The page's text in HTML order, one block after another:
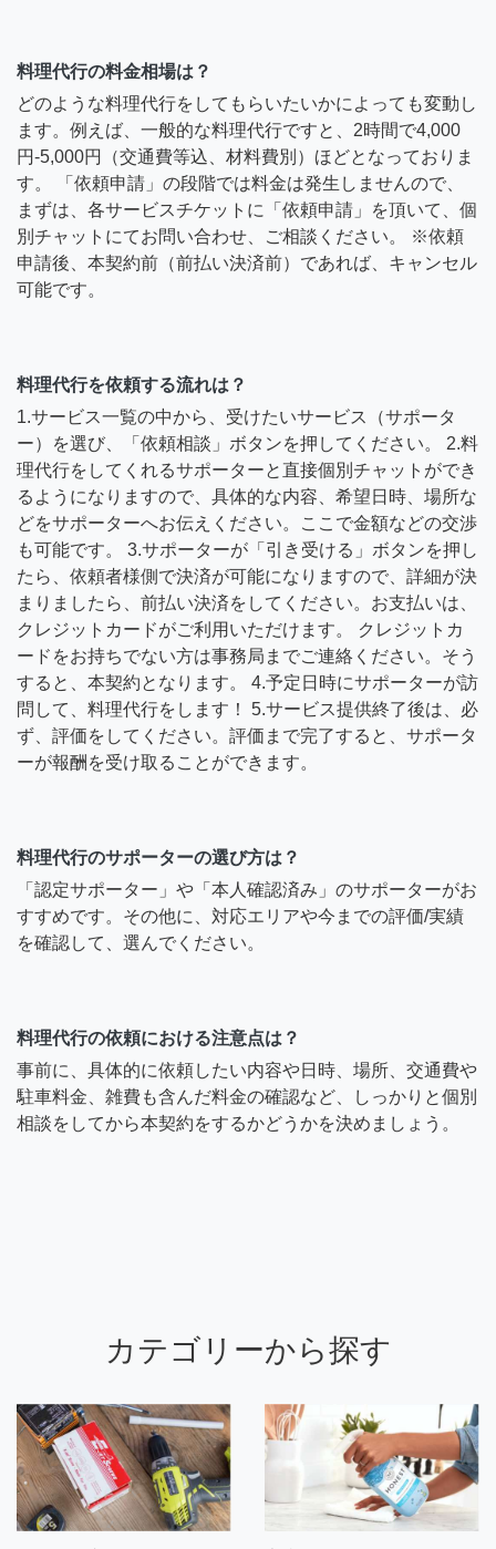
料理代行の料金相場は？
どのような料理代行をしてもらいたいかによっても変動し
ます。例えば、一般的な料理代行ですと、2時間で4,000
円-5,000円（交通費等込、材料費別）ほどとなっておりま
す。 「依頼申請」の段階では料金は発生しませんので、
まずは、各サービスチケットに「依頼申請」を頂いて、個
別チャットにてお問い合わせ、ご相談ください。 ※依頼
申請後、本契約前（前払い決済前）であれば、キャンセル
可能です。
料理代行を依頼する流れは？
1.サービス一覧の中から、受けたいサービス（サポータ
ー）を選び、「依頼相談」ボタンを押してください。 2.料
理代行をしてくれるサポーターと直接個別チャットができ
るようになりますので、具体的な内容、希望日時、場所な
どをサポーターへお伝えください。ここで金額などの交渉
も可能です。 3.サポーターが「引き受ける」ボタンを押し
たら、依頼者様側で決済が可能になりますので、詳細が決
まりましたら、前払い決済をしてください。お支払いは、
クレジットカードがご利用いただけます。 クレジットカ
ードをお持ちでない方は事務局までご連絡ください。そう
すると、本契約となります。 4.予定日時にサポーターが訪
問して、料理代行をします！ 5.サービス提供終了後は、必
ず、評価をしてください。評価まで完了すると、サポータ
ーが報酬を受け取ることができます。
料理代行のサポーターの選び方は？
「認定サポーター」や「本人確認済み」のサポーターがお
すすめです。その他に、対応エリアや今までの評価/実績
を確認して、選んでください。
料理代行の依頼における注意点は？
事前に、具体的に依頼したい内容や日時、場所、交通費や
駐車料金、雑費も含んだ料金の確認など、しっかりと個別
相談をしてから本契約をするかどうかを決めましょう。
カテゴリーから探す